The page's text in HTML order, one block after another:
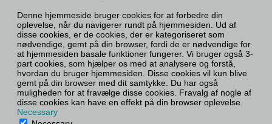
Denne hjemmeside bruger cookies for at forbedre din
oplevelse, når du navigerer rundt på hjemmesiden. Ud af
disse cookies, er de cookies, der er kategoriseret som
nødvendige, gemt på din browser, fordi de er nødvendige for
at hjemmesiden basale funktioner fungerer. Vi bruger også 3-
part cookies, som hjælper os med at analysere og forstå,
hvordan du bruger hjemmesiden. Disse cookies vil kun blive
gemt på din browser med dit samtykke. Du har også
muligheden for at fravælge disse cookies. Fravalg af nogle af
disse cookies kan have en effekt på din browser oplevelse.
Necessary